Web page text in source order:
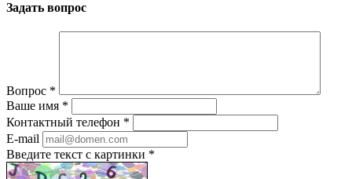
Задать вопрос
Вопрос *
Ваше имя *
Контактный телефон *
E-mail
Введите текст с картинки *